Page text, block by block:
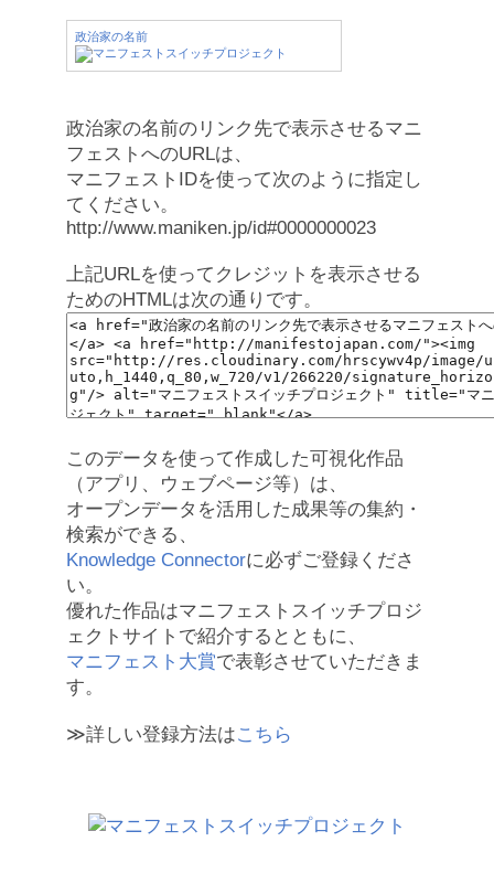
政治家の名前
政治家の名前のリンク先で表示させるマニ
フェストへのURLは、
マニフェストIDを使って次のように指定し
てください。
http://www.maniken.jp/id#0000000023
上記URLを使ってクレジットを表示させる
ためのHTMLは次の通りです。
このデータを使って作成した可視化作品
（アプリ、ウェブページ等）は、
オープンデータを活用した成果等の集約・
検索ができる、
Knowledge Connectorに必ずご登録くださ
い。
優れた作品はマニフェストスイッチプロジ
ェクトサイトで紹介するとともに、
マニフェスト大賞で表彰させていただきま
す。
≫詳しい登録方法はこちら